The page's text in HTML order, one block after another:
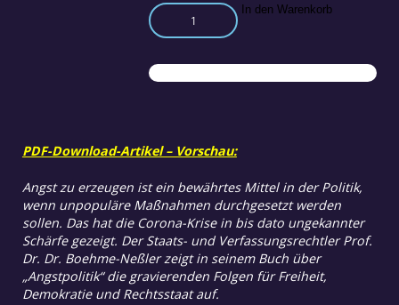
Angstpolitik
beenden!
In den Warenkorb
PDF-Download-Artikel – Vorschau:
Angst zu erzeugen ist ein bewährtes Mittel in der Politik,
wenn unpopuläre Maßnahmen durchgesetzt werden
sollen. Das hat die Corona-Krise in bis dato ungekannter
Schärfe gezeigt. Der Staats- und Verfassungsrechtler Prof.
Dr. Dr. Boehme-Neßler zeigt in seinem Buch über
„Angstpolitik“ die gravierenden Folgen für Freiheit,
Demokratie und Rechtsstaat auf.